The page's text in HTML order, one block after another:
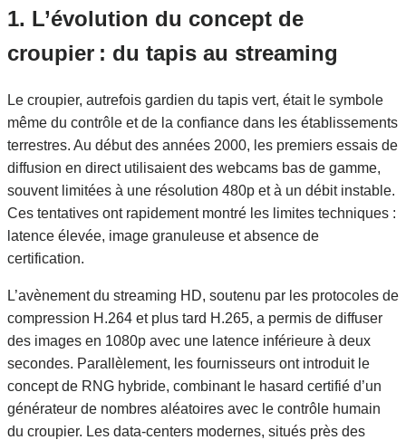
1. L’évolution du concept de
croupier : du tapis au streaming
Le croupier, autrefois gardien du tapis vert, était le symbole
même du contrôle et de la confiance dans les établissements
terrestres. Au début des années 2000, les premiers essais de
diffusion en direct utilisaient des webcams bas de gamme,
souvent limitées à une résolution 480p et à un débit instable.
Ces tentatives ont rapidement montré les limites techniques :
latence élevée, image granuleuse et absence de
certification.
L’avènement du streaming HD, soutenu par les protocoles de
compression H.264 et plus tard H.265, a permis de diffuser
des images en 1080p avec une latence inférieure à deux
secondes. Parallèlement, les fournisseurs ont introduit le
concept de RNG hybride, combinant le hasard certifié d’un
générateur de nombres aléatoires avec le contrôle humain
du croupier. Les data‑centers modernes, situés près des